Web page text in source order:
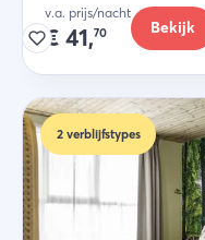
v.a. prijs/nacht
€ 41,70 Bekijk
2 verblijfstypes